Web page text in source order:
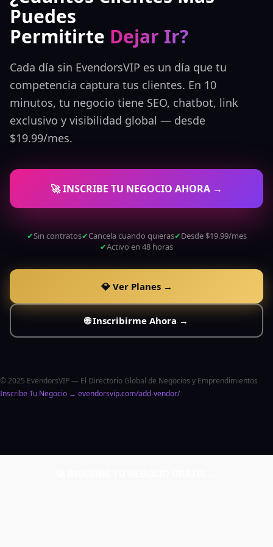
Puedes
Permitirte Dejar Ir?
Cada día sin EvendorsVIP es un día que tu
competencia captura tus clientes. En 10
minutos, tu negocio tiene SEO, chatbot, link
exclusivo y visibilidad global — desde
$19.99/mes.
🚀 INSCRIBE TU NEGOCIO AHORA →
✔Sin contratos✔Cancela cuando quieras✔Desde $19.99/mes
✔Activo en 48 horas
💎 Ver Planes →
🌐 Inscribirme Ahora →
© 2025 EvendorsVIP — El Directorio Global de Negocios y Emprendimientos
Inscribe Tu Negocio → evendorsvip.com/add-vendor/